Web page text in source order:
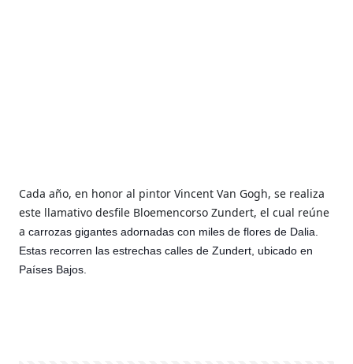
Cada año, en honor al pintor Vincent Van Gogh, se realiza
este llamativo desfile Bloemencorso Zundert, el cual reúne
acarrozas gigantes adornadas con miles de flores de Dalia.
Estas recorren las estrechas calles de Zundert, ubicado en
Países Bajos.